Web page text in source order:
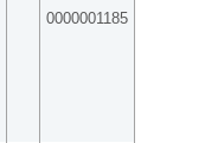
0000001185